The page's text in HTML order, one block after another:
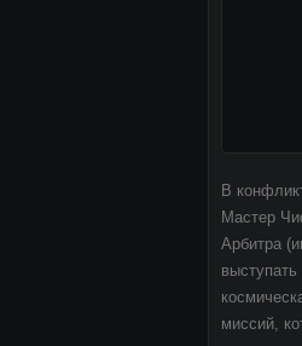
В
Мастер
Арбитра
миссий,